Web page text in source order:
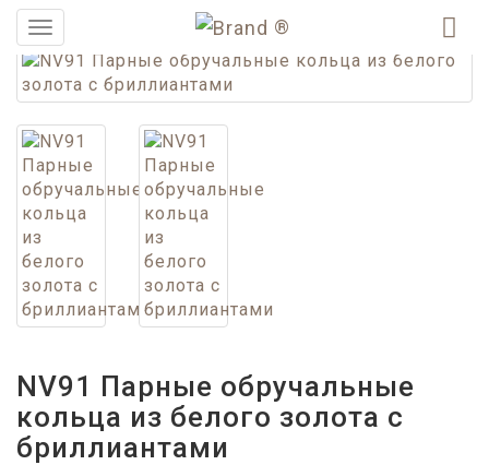
Меню ®
NV91 Парные обручальные
кольца из белого золота с
бриллиантами